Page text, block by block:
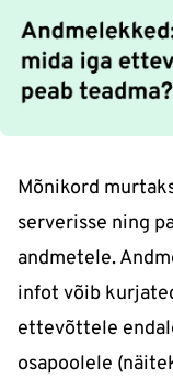
Mõnikord
serverisse ning
andmetele.
infot võib
ettevõttele
osapoolele